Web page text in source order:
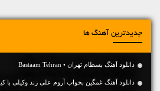
جدیدترین آهنگ ها
دانلود آهنگ بسطام تهران • Bastaam Tehran
دانلود آهنگ غمگین بخواب آروم علی زند وکیلی با